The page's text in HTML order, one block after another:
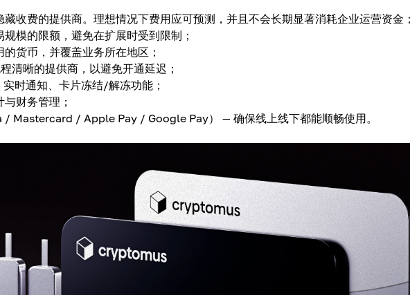
收费的提供商。理想情况下费用应可预测，并且不会长期显著消耗企业运营资金
模的限额，避免在扩展时受到限制；
货币，并覆盖业务所在地区；
清晰的提供商，以避免开通延迟；
时通知、卡片冻结/解冻功能；
财务管理；
/ Mastercard / Apple Pay / Google Pay） — 确保线上线下都能顺畅使用。